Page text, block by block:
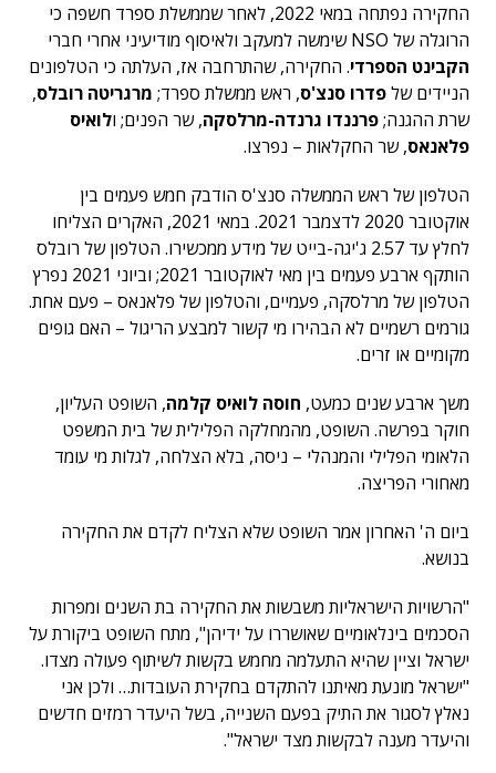
החקירה נפתחה במאי 2022, לאחר שממשלת ספרד חשפה כי
הרוגלה של NSO שימשה למעקב ולאיסוף מודיעיני אחרי חברי
הקבינט הספרדי. החקירה, שהתרחבה אז, העלתה כי הטלפונים
הניידים שלפדרו סנצ'ס, ראש ממשלת ספרד; מרגריטה רובלס,
שרת ההגנה;פרננדו גרנדה-מרלסקה, שר הפנים; ולואיס
פלאנאס, שר החקלאות – נפרצו.
הטלפון של ראש הממשלה סנצ'ס הודבק חמש פעמים בין
אוקטובר 2020 לדצמבר 2021. במאי 2021, האקרים הצליחו
לחלץ עד 2.57 ג'יגה-בייט של מידע ממכשירו. הטלפון של רובלס
הותקף ארבע פעמים בין מאי לאוקטובר 2021; וביוני 2021 נפרץ
הטלפון של מרלסקה, פעמיים, והטלפון של פלאנאס – פעם אחת.
גורמים רשמיים לא הבהירו מי קשור למבצע הריגול – האם גופים
מקומיים או זרים.
משך ארבע שנים כמעט, חוסה לואיס קלמה, השופט העליון,
חוקר בפרשה. השופט, מהמחלקה הפלילית של בית המשפט
הלאומי הפלילי והמנהלי – ניסה, בלא הצלחה, לגלות מי עומד
מאחורי הפריצה.
ביום ה' האחרון אמר השופט שלא הצליח לקדם את החקירה
בנושא.
"הרשויות הישראליות משבשות את החקירה בת השנים ומפרות
הסכמים בינלאומיים שאושררו על ידיהן", מתח השופט ביקורת על
ישראל וציין שהיא התעלמה מחמש בקשות לשיתוף פעולה מצדו.
"ישראל מונעת מאיתנו להתקדם בחקירת העובדות… ולכן אני
נאלץ לסגור את התיק בפעם השנייה, בשל היעדר רמזים חדשים
והיעדר מענה לבקשות מצד ישראל".